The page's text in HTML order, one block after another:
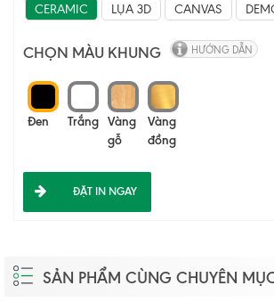
CERAMIC LỤA 3D CANVAS
CHỌN MÀU KHUNG HƯỚNG DẪN
Đen Trắng Vàng
gỗ
Vàng
đồng
ĐẶT IN NGAY
SẢN PHẨM CÙNG CHUYÊN